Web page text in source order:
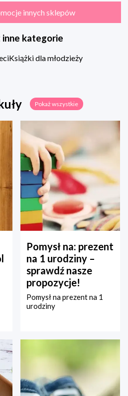
innych sklepów
inne kategorie
Książki dla młodzieży
Pokaż wszystkie
Pomysł na: prezent
na 1 urodziny –
sprawdź nasze
propozycje!
Pomysł na prezent na 1
urodziny